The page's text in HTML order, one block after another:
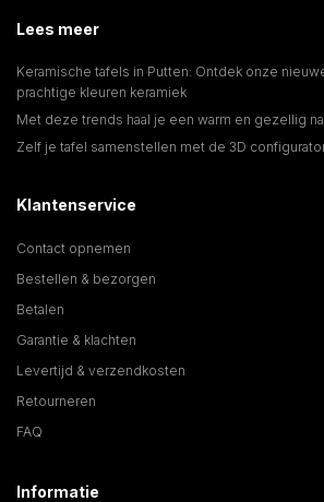
Lees meer
Keramische tafels in Putten: Ontdek onze
prachtige kleuren keramiek
Met deze trends haal je een warm en gezellig
Zelf je tafel samenstellen met de 3D
Klantenservice
Contact opnemen
Bestellen & bezorgen
Betalen
Garantie & klachten
Levertijd & verzendkosten
Retourneren
FAQ
Informatie